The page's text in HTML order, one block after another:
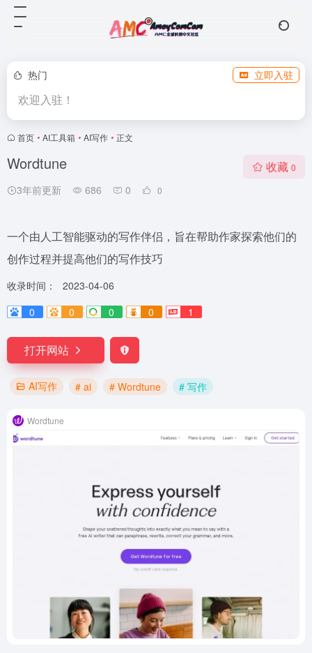
热门 立即入驻
欢迎入驻！
首页 • AI工具箱 • AI写作 • 正文
Wordtune
3年前更新 686 0 0
收藏 0
一个由人工智能驱动的写作伴侣，旨在帮助作家探索他们的
创作过程并提高他们的写作技巧
收录时间：
2023-04-06
0
0 0 0 1
打开网站
AI写作 # ai # Wordtune # 写作
Wordtune